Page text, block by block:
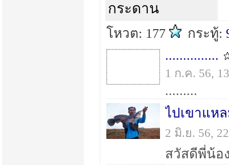
กระดาน
โหวต: 177 กระทู้:
...............
1 ก.ค. 56,
.........
ไปเขาแห
2 มิ.ย. 56,